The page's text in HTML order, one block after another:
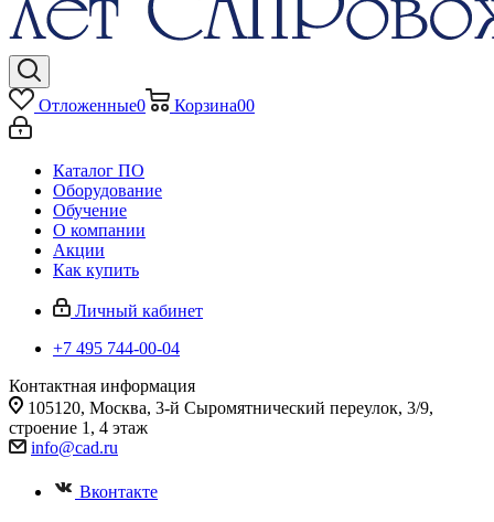
Отложенные0 Корзина00
Каталог ПО
Оборудование
Обучение
О компании
Акции
Как купить
Личный кабинет
+7 495 744-00-04
Контактная информация
105120, Москва, 3-й Сыромятнический переулок, 3/9,
строение 1, 4 этаж
info@cad.ru
Вконтакте